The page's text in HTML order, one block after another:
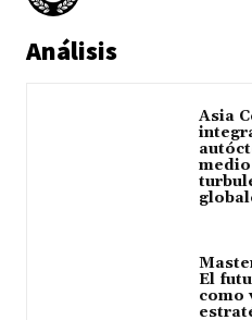
Análisis
Asia
El
como